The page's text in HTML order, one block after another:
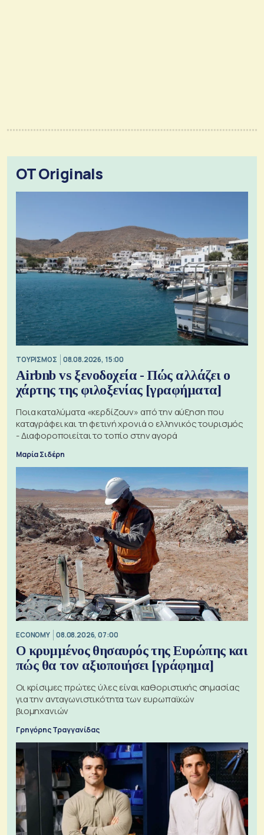
OT Originals
ΤΟΥΡΙΣΜΟΣ 08.08.2026, 15:00
Airbnb vs ξενοδοχεία - Πώς αλλάζει ο
χάρτης της φιλοξενίας [γραφήματα]
Ποια καταλύματα «κερδίζουν» από την αύξηση που
καταγράφει και τη φετινή χρονιά ο ελληνικός τουρισμός
- Διαφοροποιείται το τοπίο στην αγορά
Μαρία Σιδέρη
ECONOMY 08.08.2026, 07:00
Ο κρυμμένος θησαυρός της Ευρώπης και
πώς θα τον αξιοποιήσει [γράφημα]
Οι κρίσιμες πρώτες ύλες είναι καθοριστικής σημασίας
για την ανταγωνιστικότητα των ευρωπαϊκών
βιομηχανιών
Γρηγόρης Τραγγανίδας